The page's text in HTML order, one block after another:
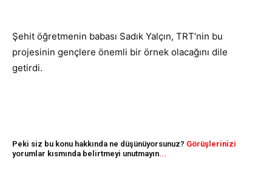
Şehit öğretmenin babası Sadık Yalçın, TRT’nin bu
projesinin gençlere önemli bir örnek olacağını dile
getirdi.
Peki siz bu konu hakkında ne düşünüyorsunuz? Görüşlerinizi
yorumlar kısmında belirtmeyi unutmayın...